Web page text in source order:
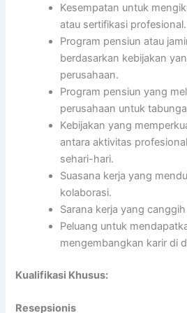
Kesempatan untuk
atau sertifikasi profesional.
Program pensiun atau
berdasarkan kebijakan
perusahaan.
Program pensiun yang
perusahaan untuk
Kebijakan yang
antara aktivitas
sehari-hari.
Suasana kerja yang
kolaborasi.
Sarana kerja yang
Peluang untuk
mengembangkan karir di
Kualifikasi Khusus:
Resepsionis